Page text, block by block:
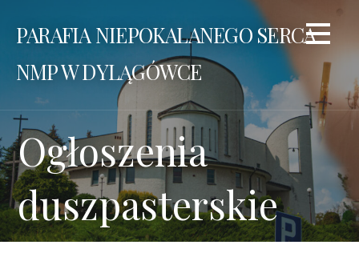
PARAFIA NIEPOKALANEGO SERCA
NMP W DYLĄGÓWCE
Ogłoszenia
duszpasterskie